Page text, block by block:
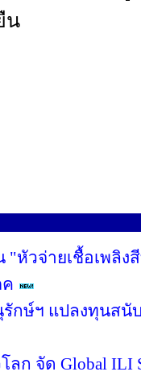
น
"หัวจ่ายเชื้อเพลิง
กษ์ฯ แปลงทุนส
ก จัด Global ILI